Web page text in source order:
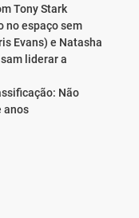
Tony Stark
no espaço sem
Evans) e Natasha
liderar a
Não
anos